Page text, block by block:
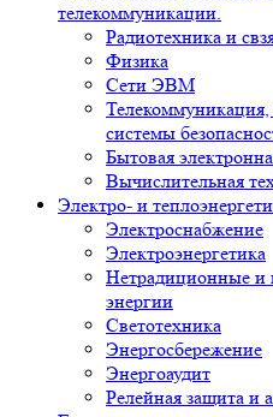
телекоммуникации.
Радиотехника и
Физика
Сети ЭВМ
системы
Бытовая
Вычислительная
Электро- и
Электроснабжение
Электроэнергетика
Нетрадиционные и
энергии
Светотехника
Энергосбережение
Энергоаудит
Релейная защита и